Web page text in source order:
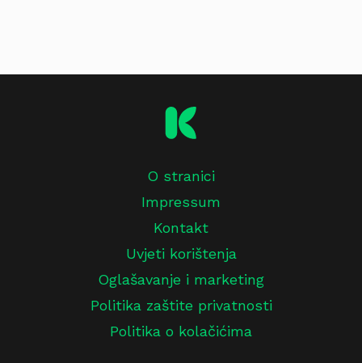
O stranici
Impressum
Kontakt
Uvjeti korištenja
Oglašavanje i marketing
Politika zaštite privatnosti
Politika o kolačićima